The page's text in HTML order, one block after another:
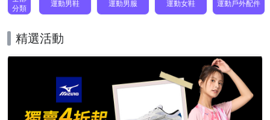
分類
運動男鞋 運動男服 運動女鞋 運動戶外配件
精選活動